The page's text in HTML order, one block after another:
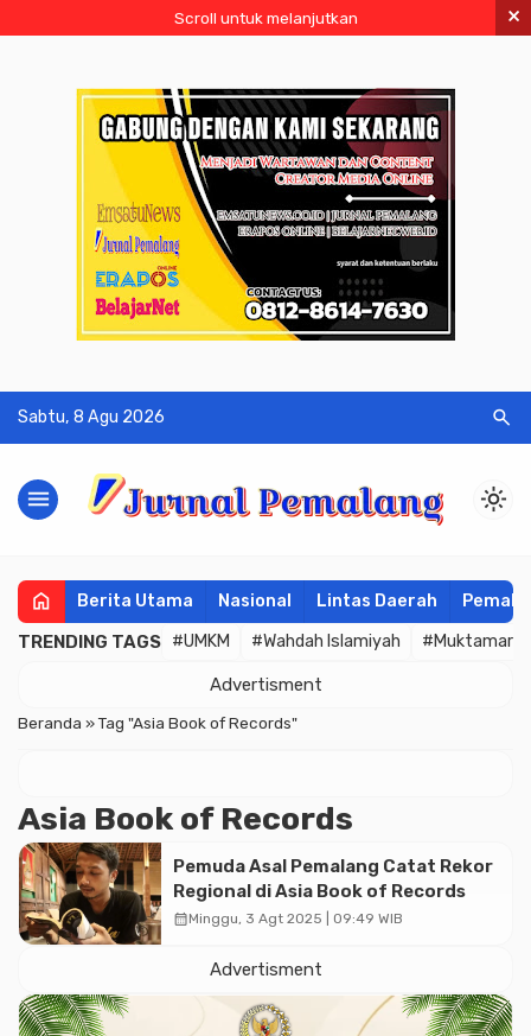
Scroll untuk melanjutkan ×
Sabtu, 8 Agu 2026 search
menu light_mode
home Berita Utama Nasional Lintas Daerah
TRENDING TAGS #UMKM #Wahdah Islamiyah #Muktamar
Advertisment
Beranda »Tag "Asia Book of Records"
Asia Book of Records
Pemuda Asal Pemalang Catat Rekor
Regional di Asia Book of Records
calendar_monthMinggu, 3 Agt 2025 | 09:49 WIB
Advertisment